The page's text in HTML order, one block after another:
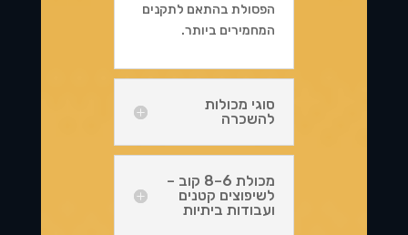
הפסולת בהתאם לתקנים
המחמירים ביותר.
סוגי מכולות
להשכרה
מכולת 6–8 קוב –
לשיפוצים קטנים
ועבודות ביתיות